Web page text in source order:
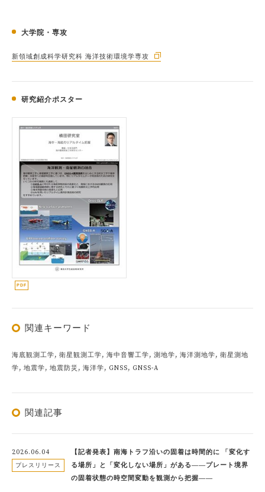
大学院・専攻
新領域創成科学研究科 海洋技術環境学専攻
研究紹介ポスター
関連キーワード
海底観測工学, 衛星観測工学, 海中音響工学, 測地学, 海洋測地学, 衛星測地
学, 地震学, 地震防災, 海洋学, GNSS, GNSS-A
関連記事
2026.06.04
プレスリリース
【記者発表】南海トラフ沿いの固着は時間的に 「変化す
る場所」と「変化しない場所」がある――プレート境界
の固着状態の時空間変動を観測から把握――